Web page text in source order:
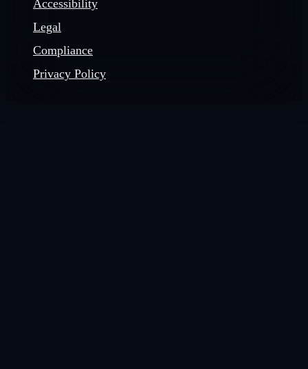
Accessibility
Legal
Compliance
Privacy Policy